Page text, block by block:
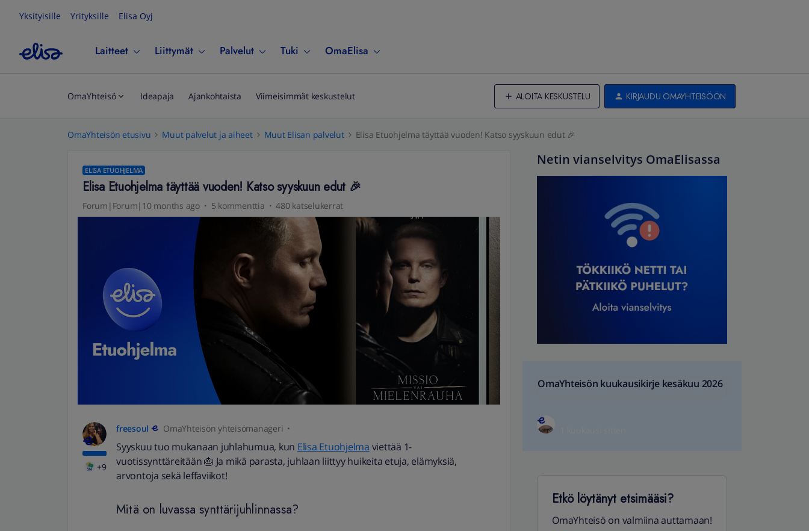
Yksityisille Yrityksille Elisa Oyj
Laitteet Liittymät Palvelut Tuki OmaElisa
OmaYhteisö Ideapaja Ajankohtaista Viimeisimmät keskustelut ALOITA KESKUSTELU KIRJAUDU OMAYHTEISÖÖN
OmaYhteisön etusivu Muut palvelut ja aiheet Muut Elisan palvelut Elisa Etuohjelma täyttää vuoden! Katso syyskuun edut 🎉
ELISA ETUOHJELMA
Elisa Etuohjelma täyttää vuoden! Katso syyskuun edut 🎉
Forum|Forum|10 months ago 5 kommenttia 480 katselukerrat
+9
freesoul OmaYhteisön yhteisömanageri
Syyskuu tuo mukanaan juhlahumua, kun Elisa Etuohjelma viettää 1-
vuotissynttäreitään 🎂 Ja mikä parasta, juhlaan liittyy huikeita etuja, elämyksiä,
arvontoja sekä leffaviikot!
Mitä on luvassa synttärijuhlinnassa?
Netin vianselvitys OmaElisassa
OmaYhteisön kuukausikirje kesäkuu 2026
Etkö löytänyt etsimääsi?
OmaYhteisö on valmiina auttamaan!